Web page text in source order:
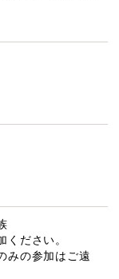
ださい。
みの参加はご遠